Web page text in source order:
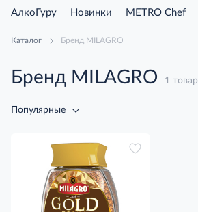
АлкоГуру Новинки METRO Chef
Каталог Бренд MILAGRO
Бренд MILAGRO 1 товар
Популярные